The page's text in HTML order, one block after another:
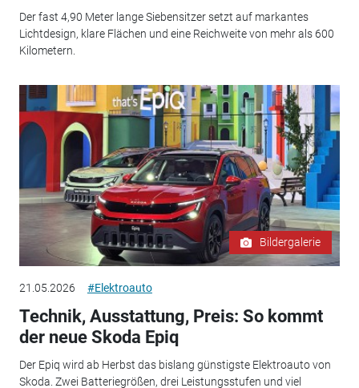
Der fast 4,90 Meter lange Siebensitzer setzt auf markantes
Lichtdesign, klare Flächen und eine Reichweite von mehr als 600
Kilometern.
Bildergalerie
21.05.2026 #Elektroauto
Technik, Ausstattung, Preis: So kommt
der neue Skoda Epiq
Der Epiq wird ab Herbst das bislang günstigste Elektroauto von
Skoda. Zwei Batteriegrößen, drei Leistungsstufen und viel